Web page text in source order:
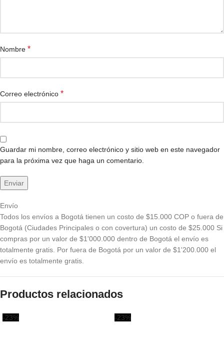
Nombre *
Correo electrónico *
Guardar mi nombre, correo electrónico y sitio web en este navegador
para la próxima vez que haga un comentario.
Envío
Todos los envíos a Bogotá tienen un costo de $15.000 COP o fuera de
Bogotá (Ciudades Principales o con covertura) un costo de $25.000 Si
compras por un valor de $1'000.000 dentro de Bogotá el envío es
totalmente gratis. Por fuera de Bogotá por un valor de $1'200.000 el
envío es totalmente gratis.
Productos relacionados
-23% -23%